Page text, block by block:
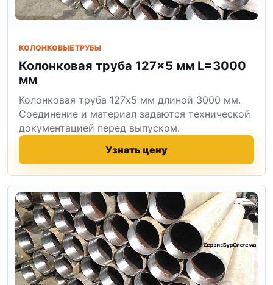
КОЛОНКОВЫЕ ТРУБЫ
Колонковая труба 127×5 мм L=3000
мм
Колонковая труба 127x5 мм длиной 3000 мм.
Соединение и материал задаются технической
документацией перед выпуском.
Узнать цену